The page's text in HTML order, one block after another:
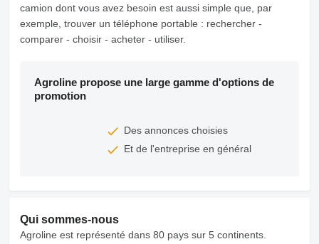
camion dont vous avez besoin est aussi simple que, par
exemple, trouver un téléphone portable : rechercher -
comparer - choisir - acheter - utiliser.
Agroline propose une large gamme d'options de
promotion
Des annonces choisies
Et de l'entreprise en général
Qui sommes-nous
Agroline est représenté dans 80 pays sur 5 continents.